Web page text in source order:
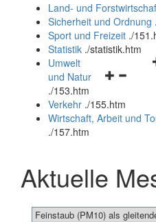
und
schließen
Land- und
Sicherheit und Ordnung .
Sport und Freizeit ./
Statistik ./statistik.htm
und
schließen
Umwelt
und Natur
./153.htm
Verkehr ./155.htm
Wirtschaft, Arbeit und
./157.htm
Aktuelle